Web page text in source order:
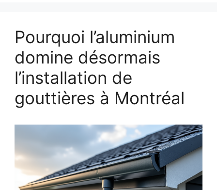
Pourquoi l’aluminium
domine désormais
l’installation de
gouttières à Montréal